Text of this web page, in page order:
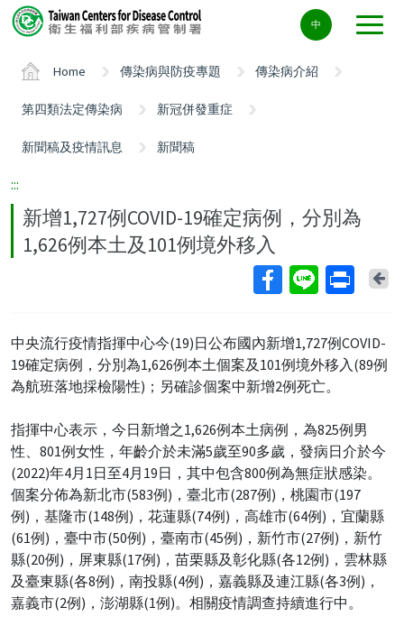
Center
block
中
Home 傳染病與防疫專題 傳染病介紹
第四類法定傳染病 新冠併發重症
新聞稿及疫情訊息 新聞稿
:::
新增1,727例COVID-19確定病例，分別為
1,626例本土及101例境外移入
中央流行疫情指揮中心今(19)日公布國內新增1,727例COVID-
19確定病例，分別為1,626例本土個案及101例境外移入(89例
為航班落地採檢陽性)；另確診個案中新增2例死亡。
指揮中心表示，今日新增之1,626例本土病例，為825例男
性、801例女性，年齡介於未滿5歲至90多歲，發病日介於今
(2022)年4月1日至4月19日，其中包含800例為無症狀感染。
個案分佈為新北市(583例)，臺北市(287例)，桃園市(197
例)，基隆市(148例)，花蓮縣(74例)，高雄市(64例)，宜蘭縣
(61例)，臺中市(50例)，臺南市(45例)，新竹市(27例)，新竹
縣(20例)，屏東縣(17例)，苗栗縣及彰化縣(各12例)，雲林縣
及臺東縣(各8例)，南投縣(4例)，嘉義縣及連江縣(各3例)，
嘉義市(2例)，澎湖縣(1例)。相關疫情調查持續進行中。